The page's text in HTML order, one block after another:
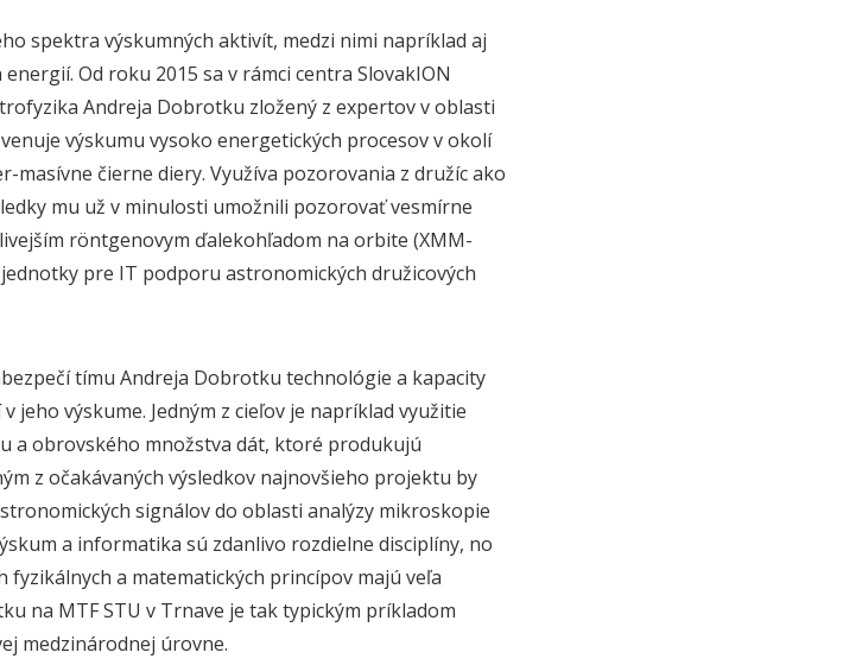
spektra výskumných aktivít, medzi nimi napríklad aj
Od roku 2015 sa v rámci centra SlovakION
Andreja Dobrotku zložený z expertov v oblasti
výskumu vysoko energetických procesov v okolí
masívne čierne diery. Využíva pozorovania z družíc ako
mu už v minulosti umožnili pozorovať vesmírne
röntgenovym ďalekohľadom na orbite (XMM-
pre IT podporu astronomických družicových
tímu Andreja Dobrotku technológie a kapacity
jeho výskume. Jedným z cieľov je napríklad využitie
a obrovského množstva dát, ktoré produkujú
z očakávaných výsledkov najnovšieho projektu by
signálov do oblasti analýzy mikroskopie
a informatika sú zdanlivo rozdielne disciplíny, no
a matematických princípov majú veľa
na MTF STU v Trnave je tak typickým príkladom
medzinárodnej úrovne.